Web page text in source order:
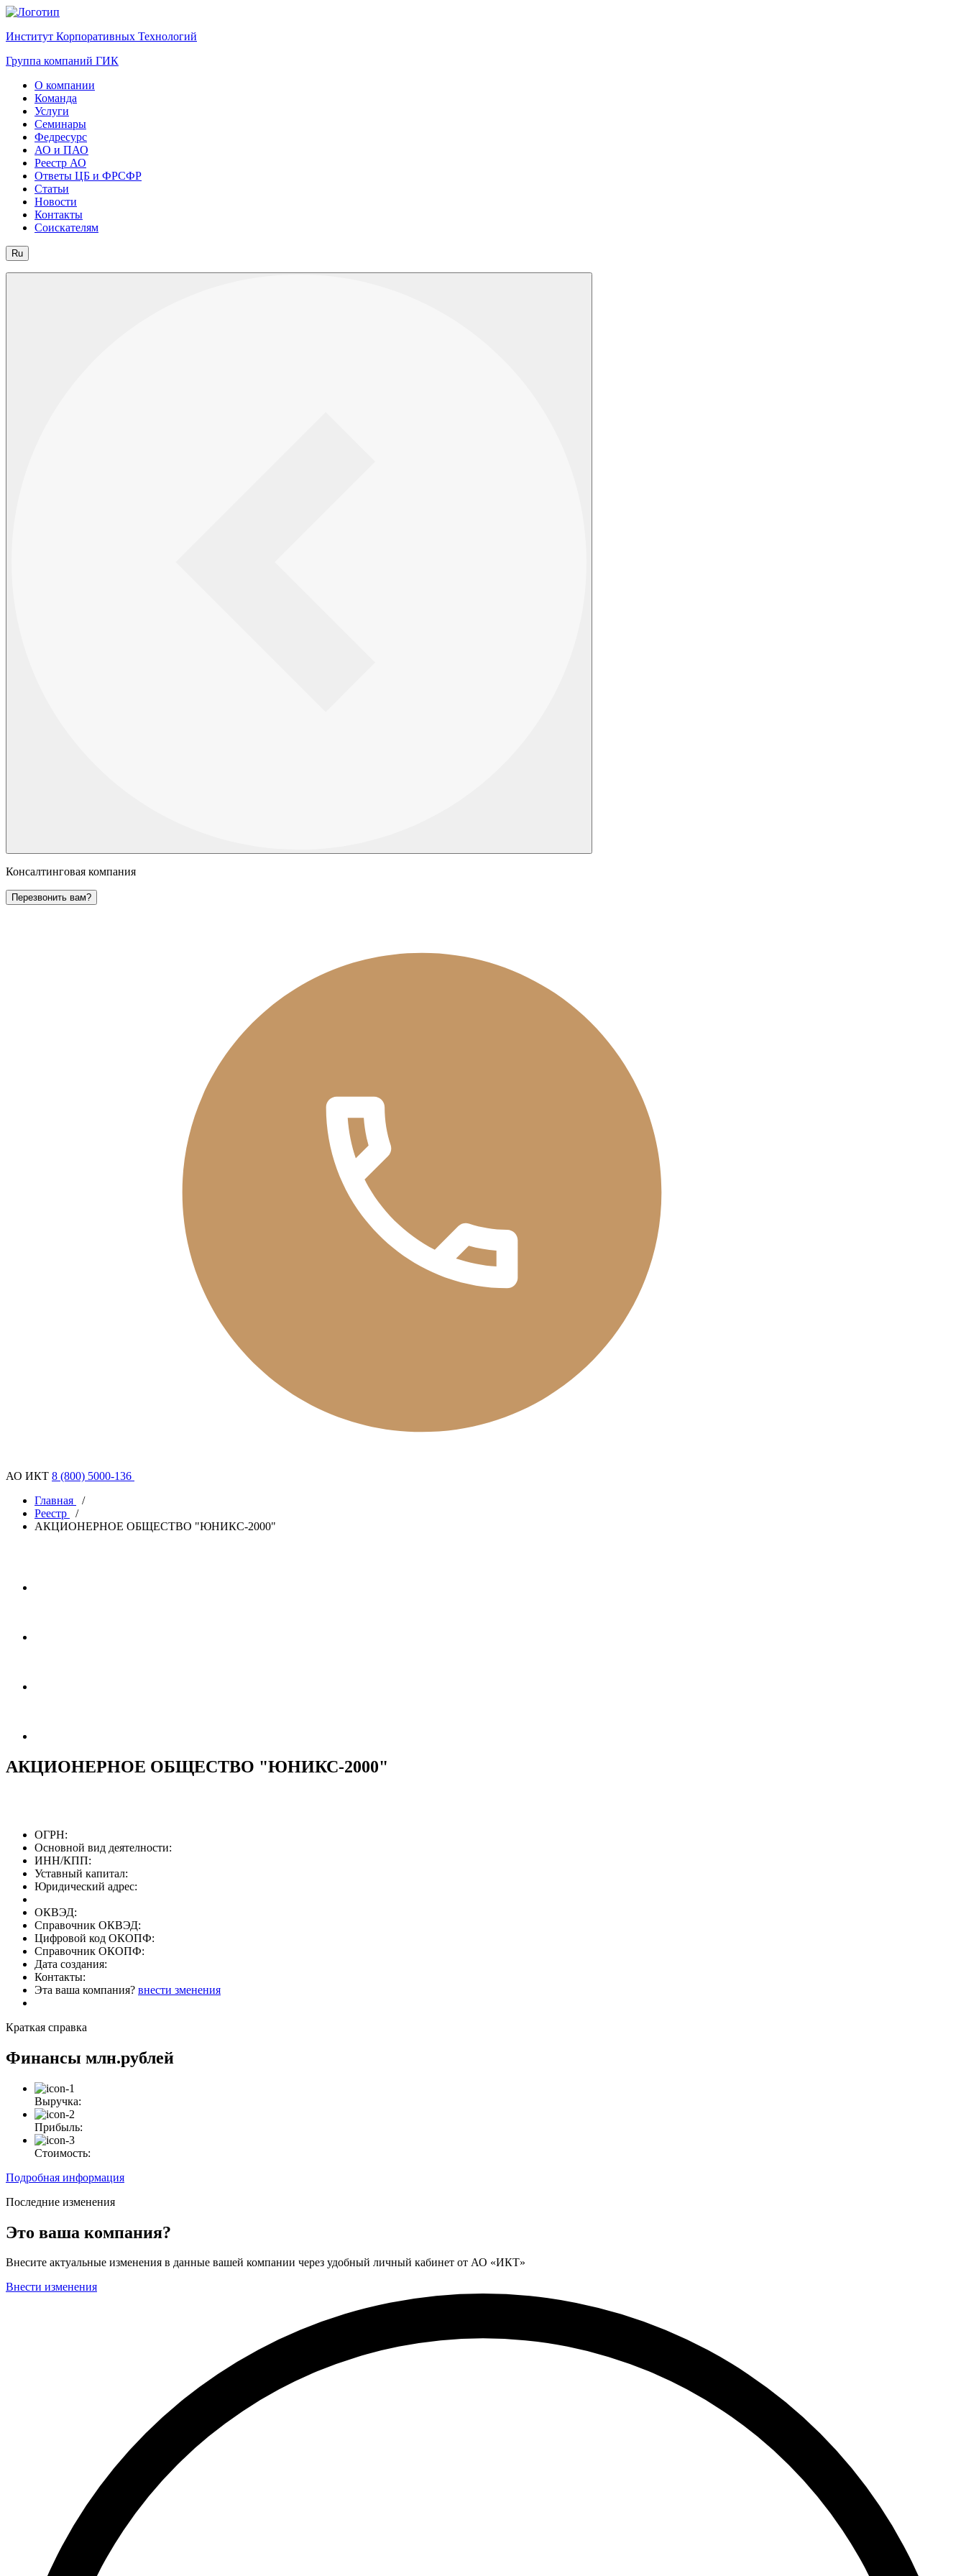
Институт Корпоративных Технологий
Группа компаний ГИК
О компании
Команда
Услуги
Семинары
Федресурс
АО и ПАО
Реестр АО
Ответы ЦБ и ФРСФР
Статьи
Новости
Контакты
Соискателям
Ru
Консалтинговая компания
Перезвонить вам?
АО ИКТ 8 (800) 5000-136
Главная
/
Реестр
/
АКЦИОНЕРНОЕ ОБЩЕСТВО "ЮНИКС-2000"
АКЦИОНЕРНОЕ ОБЩЕСТВО "ЮНИКС-2000"
ОГРН:
Основной вид деятелности:
ИНН/КПП:
Уставный капитал:
Юридический адрес:
ОКВЭД:
Справочник ОКВЭД:
Цифровой код ОКОПФ:
Справочник ОКОПФ:
Дата создания:
Контакты:
Эта ваша компания? внести зменения
Краткая справка
Финансы млн.рублей
Выручка:
Прибыль:
Стоимость:
Подробная информация
Последние изменения
Это ваша компания?
Внесите актуальные изменения в данные вашей компании через удобный личный кабинет от АО «ИКТ»
Внести изменения